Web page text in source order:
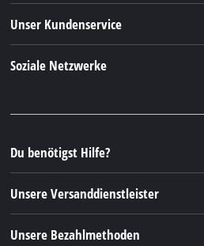
Nachhaltigkeit
Unser Kundenservice
FAQs
Rücksendungen / Widerruf
Verpackungsrichtlinien
Hinweise zur Batterieentsorgung
Soziale Netzwerke
Instagram
TikTok
Pinterest
Linkedin
Du benötigst Hilfe?
Unsere Versanddienstleister
Unsere Bezahlmethoden